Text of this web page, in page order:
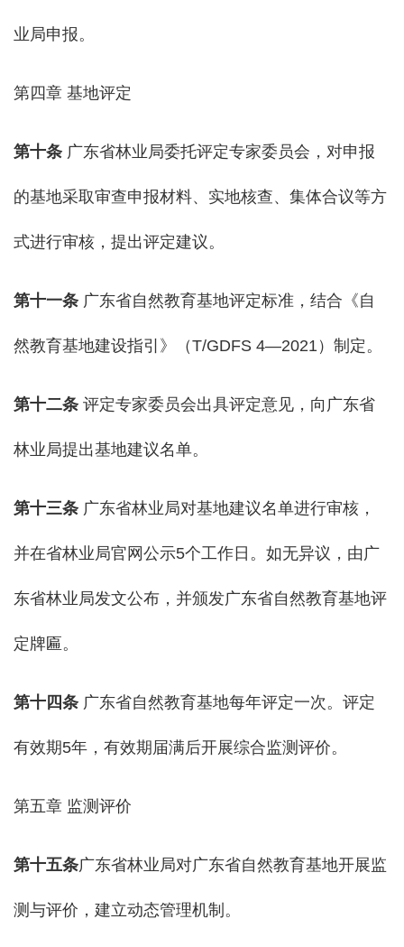
业局申报。
第四章 基地评定
第十条 广东省林业局委托评定专家委员会，对申报
的基地采取审查申报材料、实地核查、集体合议等方
式进行审核，提出评定建议。
第十一条 广东省自然教育基地评定标准，结合《自
然教育基地建设指引》（T/GDFS 4—2021）制定。
第十二条 评定专家委员会出具评定意见，向广东省
林业局提出基地建议名单。
第十三条 广东省林业局对基地建议名单进行审核，
并在省林业局官网公示5个工作日。如无异议，由广
东省林业局发文公布，并颁发广东省自然教育基地评
定牌匾。
第十四条 广东省自然教育基地每年评定一次。评定
有效期5年，有效期届满后开展综合监测评价。
第五章 监测评价
第十五条广东省林业局对广东省自然教育基地开展监
测与评价，建立动态管理机制。